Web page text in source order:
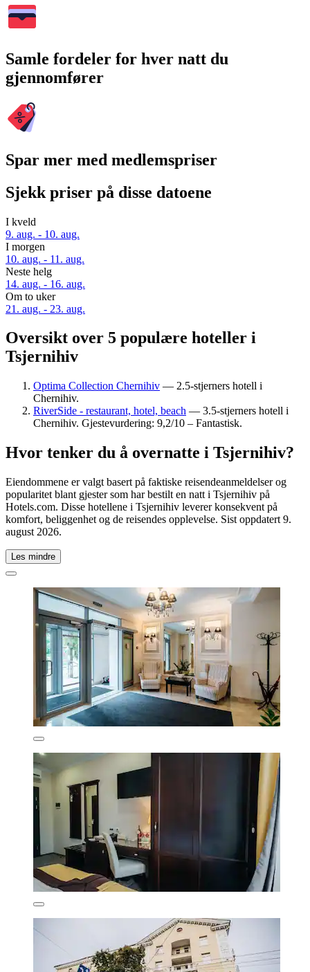
Samle fordeler for hver natt du
gjennomfører
Spar mer med medlemspriser
Sjekk priser på disse datoene
I kveld
9. aug. - 10. aug.
I morgen
10. aug. - 11. aug.
Neste helg
14. aug. - 16. aug.
Om to uker
21. aug. - 23. aug.
Oversikt over 5 populære hoteller i
Tsjernihiv
Optima Collection Chernihiv — 2.5-stjerners hotell i
Chernihiv.
RiverSide - restaurant, hotel, beach — 3.5-stjerners hotell i
Chernihiv. Gjestevurdering: 9,2/10 – Fantastisk.
Hvor tenker du å overnatte i Tsjernihiv?
Eiendommene er valgt basert på faktiske reisendeanmeldelser og
popularitet blant gjester som har bestilt en natt i Tsjernihiv på
Hotels.com. Disse hotellene i Tsjernihiv leverer konsekvent på
komfort, beliggenhet og de reisendes opplevelse. Sist oppdatert 9.
august 2026.
Les mindre